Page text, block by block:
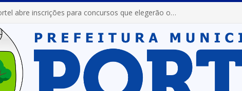
Prefeitura de Portel abre inscrições para concursos que elegerão os destaques do Verão 2026